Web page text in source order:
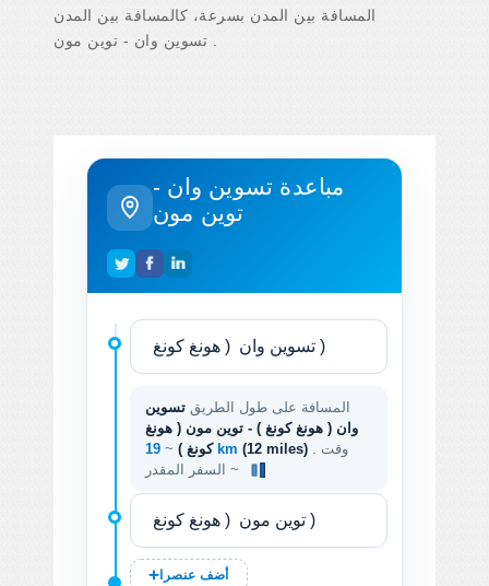
المسافة بين المدن بسرعة، كالمسافة بين المدن
مباعدة تسوين وان -
توين مون
المسافة على طول الطريق تسوين
وان ( هونغ كونغ ) - توين مون ( هونغ
كونغ ) ~ 19 km (12 miles)
السفر المقدر ~
أضف عنصرا